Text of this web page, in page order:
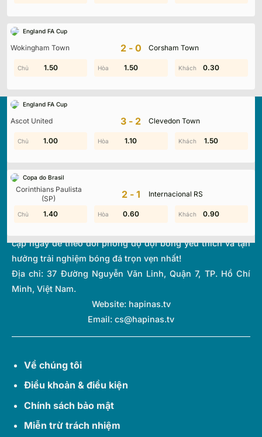
England FA Cup
Wokingham Town 2-0 Corsham Town
1.40 1.90 0.80
1.50 1.50 0.30
England FA Cup
Ascot United 3-2 Clevedon Town
0.10 0.30 0.40
1.00 1.10 1.50
Copa do Brasil
Corinthians Paulista
(SP)
2-1 Internacional RS
2.00 0.20 1.10
1.40 0.60 0.90
thi đấu và bảng xếp hạng từ hơn 1.000 giải đấu toàn cầu.
Với giao diện tối ưu và tốc độ cập nhật thời gian thực
(Livescore) siêu tốc, chúng tôi giúp bạn không bỏ lỡ bất kỳ
cập ngay để theo dõi phong độ đội bóng yêu thích và tận
hưởng trải nghiệm bóng đá trọn vẹn nhất!
Địa chỉ: 37 Đường Nguyễn Văn Linh, Quận 7, TP. Hồ Chí
Minh, Việt Nam.
Website: hapinas.tv
Email: cs@hapinas.tv
Về chúng tôi
Điều khoản & điều kiện
Chính sách bảo mật
Miễn trừ trách nhiệm